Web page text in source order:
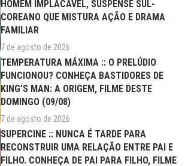
HOMEM IMPLACÁVEL, SUSPENSE SUL-
COREANO QUE MISTURA AÇÃO E DRAMA
FAMILIAR
7 de agosto de 2026
TEMPERATURA MÁXIMA :: O PRELÚDIO
FUNCIONOU? CONHEÇA BASTIDORES DE
KING’S MAN: A ORIGEM, FILME DESTE
DOMINGO (09/08)
7 de agosto de 2026
SUPERCINE :: NUNCA É TARDE PARA
RECONSTRUIR UMA RELAÇÃO ENTRE PAI E
FILHO. CONHEÇA DE PAI PARA FILHO, FILME